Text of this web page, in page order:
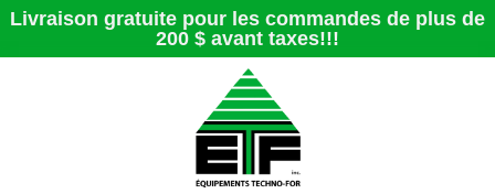
Livraison gratuite pour les commandes de plus de
200 $ avant taxes!!!